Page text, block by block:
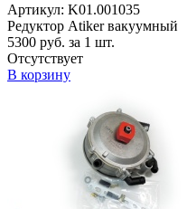
Артикул: K01.001035
Редуктор Atiker вакуумный
5300 руб. за 1 шт.
Отсутствует
В корзину